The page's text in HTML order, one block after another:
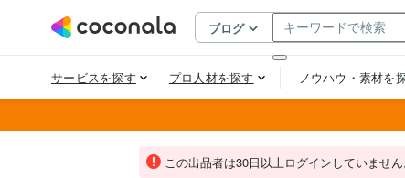
この出品者は30日以上ログインしていませ